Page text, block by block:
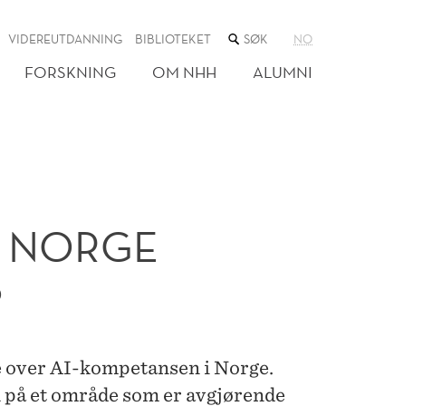
VIDEREUTDANNING BIBLIOTEKET SØK
NETTSTEDET
NO
FORSKNING OM NHH ALUMNI
AI-kompetansen i Norge.
et område som er avgjørende